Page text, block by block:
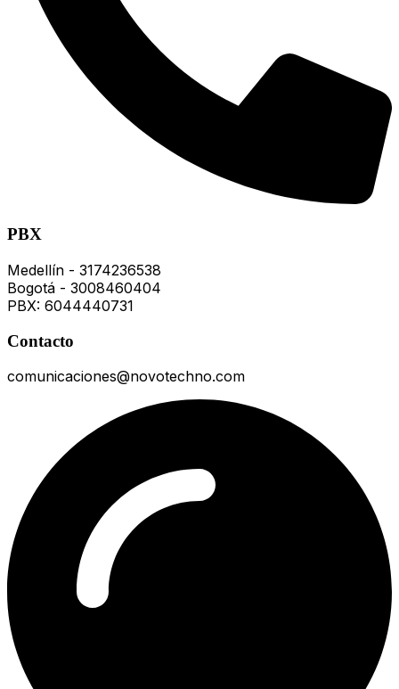
PBX
Medellín - 3174236538
Bogotá - 3008460404
PBX: 6044440731
Contacto
comunicaciones@novotechno.com